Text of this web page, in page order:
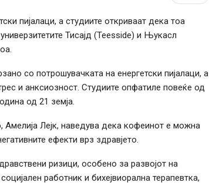
пијалаци, а студиите откриваат дека тоа
Тисајд (Teesside) и Њукасл
со потрошувачката на енергетски пијалаци, а
и анксиозност. Студиите опфатиле повеќе од
од 21 земја.
Амелија Лејк, наведува дека кофеинот е можна
ефекти врз здравјето.
ризици, особено за развојот на
работник и бихејвиорална терапевтка,